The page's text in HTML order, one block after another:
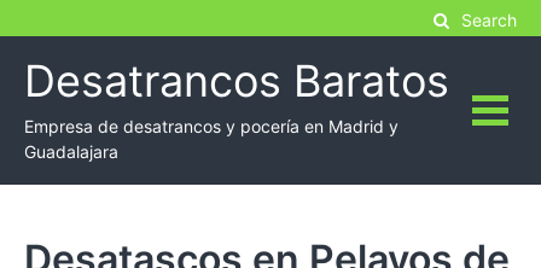
content
Search
Desatrancos Baratos
Empresa de desatrancos y pocería en Madrid y
Guadalajara